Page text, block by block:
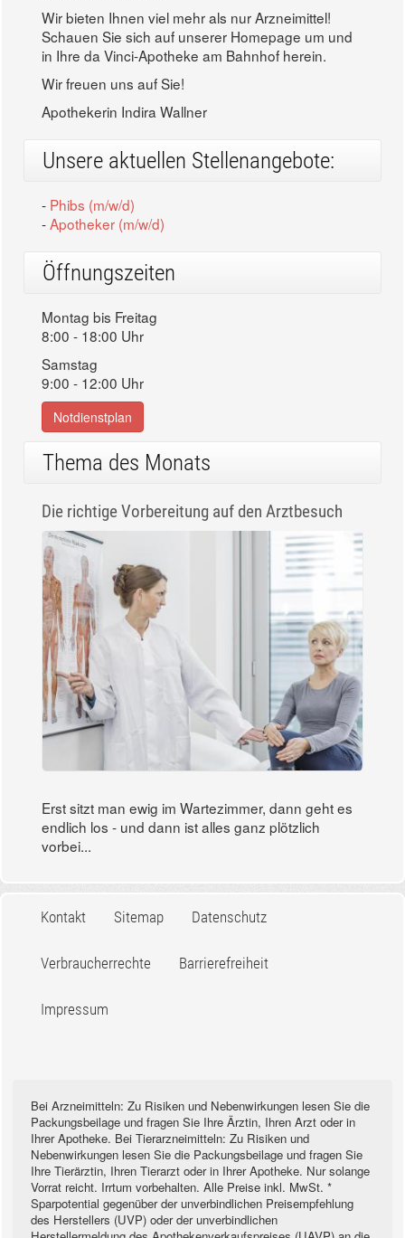
Wir bieten Ihnen viel mehr als nur Arzneimittel!
Schauen Sie sich auf unserer Homepage um und
in Ihre da Vinci-Apotheke am Bahnhof herein.
Wir freuen uns auf Sie!
Apothekerin Indira Wallner
Unsere aktuellen Stellenangebote:
- Phibs (m/w/d)
-Apotheker (m/w/d)
Öffnungszeiten
Montag bis Freitag
8:00 - 18:00 Uhr
Samstag
9:00 - 12:00 Uhr
Notdienstplan
Thema des Monats
Die richtige Vorbereitung auf den Arztbesuch
Erst sitzt man ewig im Wartezimmer, dann geht es
endlich los - und dann ist alles ganz plötzlich
vorbei...
Kontakt Sitemap Datenschutz
Verbraucherrechte Barrierefreiheit
Impressum
Bei Arzneimitteln: Zu Risiken und Nebenwirkungen lesen Sie die
Packungsbeilage und fragen Sie Ihre Ärztin, Ihren Arzt oder in
Ihrer Apotheke. Bei Tierarzneimitteln: Zu Risiken und
Nebenwirkungen lesen Sie die Packungsbeilage und fragen Sie
Ihre Tierärztin, Ihren Tierarzt oder in Ihrer Apotheke. Nur solange
Vorrat reicht. Irrtum vorbehalten. Alle Preise inkl. MwSt. *
Sparpotential gegenüber der unverbindlichen Preisempfehlung
des Herstellers (UVP) oder der unverbindlichen